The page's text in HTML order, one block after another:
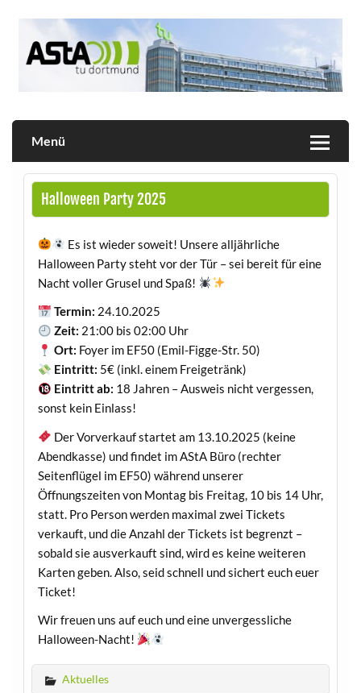
Menü
Halloween Party 2025
Es ist wieder soweit! Unsere alljährliche
Halloween Party steht vor der Tür – sei bereit für eine
Nacht voller Grusel und Spaß!
Termin: 24.10.2025
Zeit: 21:00 bis 02:00 Uhr
Ort: Foyer im EF50 (Emil-Figge-Str. 50)
Eintritt: 5€ (inkl. einem Freigetränk)
Eintritt ab: 18 Jahren – Ausweis nicht vergessen,
sonst kein Einlass!
Der Vorverkauf startet am 13.10.2025 (keine
Abendkasse) und findet im AStA Büro (rechter
Seitenflügel im EF50) während unserer
Öffnungszeiten von Montag bis Freitag, 10 bis 14 Uhr,
statt. Pro Person werden maximal zwei Tickets
verkauft, und die Anzahl der Tickets ist begrenzt –
sobald sie ausverkauft sind, wird es keine weiteren
Karten geben. Also, seid schnell und sichert euch euer
Ticket!
Wir freuen uns auf euch und eine unvergessliche
Halloween-Nacht!
Aktuelles